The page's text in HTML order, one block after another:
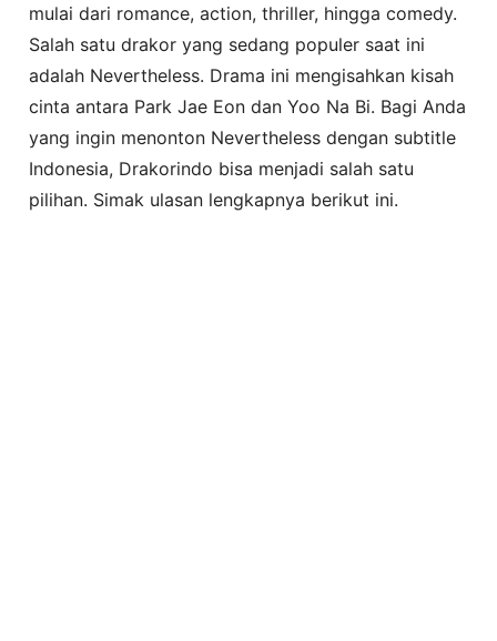
mulai dari romance, action, thriller, hingga comedy.
Salah satu drakor yang sedang populer saat ini
adalah Nevertheless. Drama ini mengisahkan kisah
cinta antara Park Jae Eon dan Yoo Na Bi. Bagi Anda
yang ingin menonton Nevertheless dengan subtitle
Indonesia, Drakorindo bisa menjadi salah satu
pilihan. Simak ulasan lengkapnya berikut ini.